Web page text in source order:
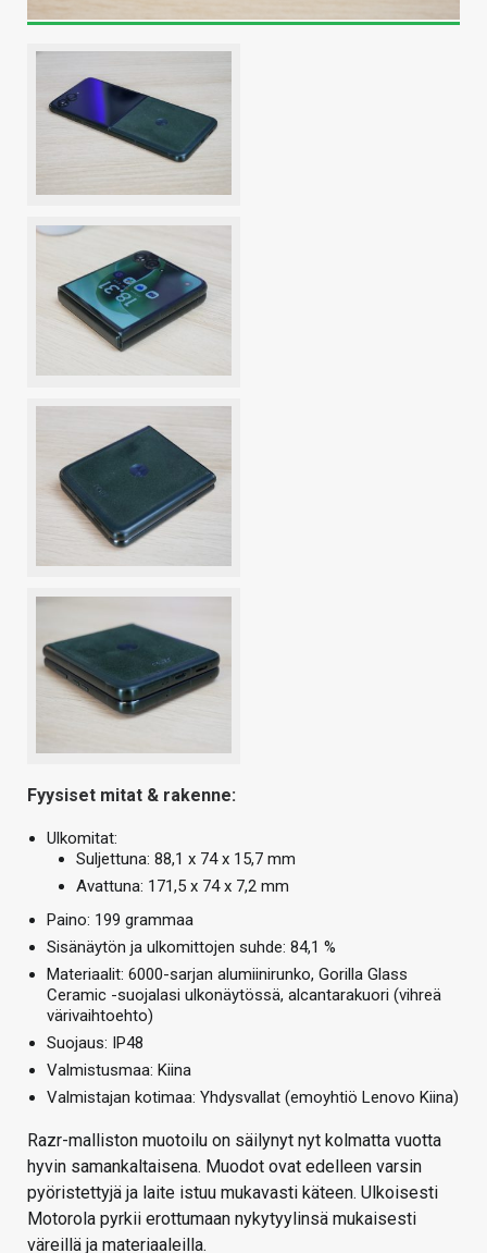
Fyysiset mitat & rakenne:
Ulkomitat:
Suljettuna: 88,1 x 74 x 15,7 mm
Avattuna: 171,5 x 74 x 7,2 mm
Paino: 199 grammaa
Sisänäytön ja ulkomittojen suhde: 84,1 %
Materiaalit: 6000-sarjan alumiinirunko, Gorilla Glass
Ceramic -suojalasi ulkonäytössä, alcantarakuori (vihreä
värivaihtoehto)
Suojaus: IP48
Valmistusmaa: Kiina
Valmistajan kotimaa: Yhdysvallat (emoyhtiö Lenovo Kiina)
Razr-malliston muotoilu on säilynyt nyt kolmatta vuotta
hyvin samankaltaisena. Muodot ovat edelleen varsin
pyöristettyjä ja laite istuu mukavasti käteen. Ulkoisesti
Motorola pyrkii erottumaan nykytyylinsä mukaisesti
väreillä ja materiaaleilla.